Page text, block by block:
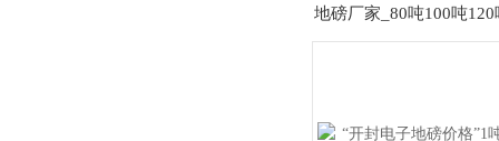
地磅厂家_80吨100吨120